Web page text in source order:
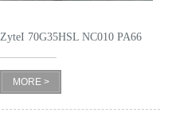
ZyteI 70G35HSL NC010 PA66
MORE >